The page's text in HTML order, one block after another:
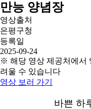
만능 양념장
영상출처
은평구청
등록일
2025-09-24
※ 해당 영상 제공처에서
려울 수 있습니다
영상 보러 가기
바쁜 하